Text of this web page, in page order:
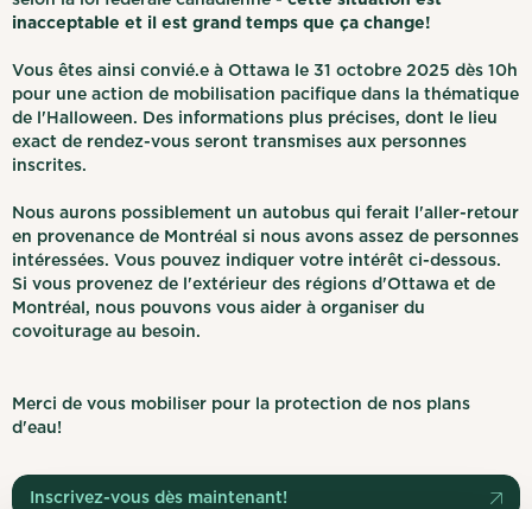
inacceptable et il est grand temps que ça change!
Vous êtes ainsi convié.e à Ottawa le 31 octobre 2025 dès 10h
pour une action de mobilisation pacifique dans la thématique
de l'Halloween. Des informations plus précises, dont le lieu
exact de rendez-vous seront transmises aux personnes
inscrites.
Nous aurons possiblement un autobus qui ferait l'aller-retour
en provenance de Montréal si nous avons assez de personnes
intéressées. Vous pouvez indiquer votre intérêt ci-dessous.
Si vous provenez de l'extérieur des régions d'Ottawa et de
Montréal, nous pouvons vous aider à organiser du
covoiturage au besoin.
Merci de vous mobiliser pour la protection de nos plans
d'eau!
Inscrivez-vous dès maintenant!